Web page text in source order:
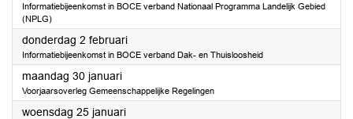
Informatiebijeenkomst in BOCE verband Nationaal Programma Landelijk Gebied
(NPLG)
donderdag 2 februari2023
Informatiebijeenkomst in BOCE verband Dak- en Thuisloosheid
maandag 30 januari2023
Voorjaarsoverleg Gemeenschappelijke Regelingen
woensdag 25 januari2023